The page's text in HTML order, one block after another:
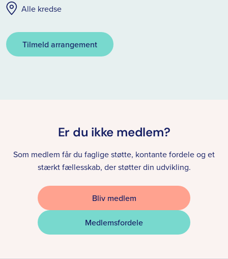
Alle kredse
Tilmeld arrangement
Er du ikke medlem?
Som medlem får du faglige støtte, kontante fordele og et
stærkt fællesskab, der støtter din udvikling.
Bliv medlem
Medlemsfordele